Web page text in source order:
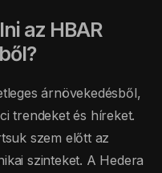
az HBAR
árnövekedésből,
trendeket és híreket.
szem előtt az
szinteket. A Hedera